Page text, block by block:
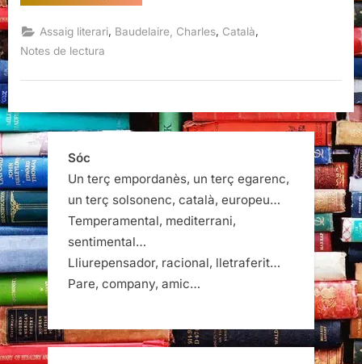
als
escriptors,
Charles
Assaig literari, Baudelaire, Charles, Català,
Notes de lectura
Sóc
Un terç empordanès, un terç egarenc,
un terç solsonenc, català, europeu…
Temperamental, mediterrani,
sentimental…
Lliurepensador, racional, lletraferit…
Pare, company, amic…